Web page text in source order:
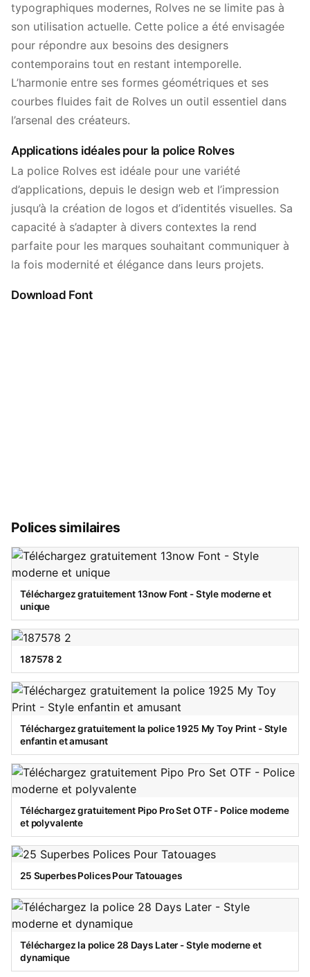
typographiques modernes, Rolves ne se limite pas à
son utilisation actuelle. Cette police a été envisagée
pour répondre aux besoins des designers
contemporains tout en restant intemporelle.
L’harmonie entre ses formes géométriques et ses
courbes fluides fait de Rolves un outil essentiel dans
l’arsenal des créateurs.
Applications idéales pour la police Rolves
La police Rolves est idéale pour une variété
d’applications, depuis le design web et l’impression
jusqu’à la création de logos et d’identités visuelles. Sa
capacité à s’adapter à divers contextes la rend
parfaite pour les marques souhaitant communiquer à
la fois modernité et élégance dans leurs projets.
Download Font
Polices similaires
Téléchargez gratuitement 13now Font - Style moderne et
unique
187578 2
Téléchargez gratuitement la police 1925 My Toy Print - Style
enfantin et amusant
Téléchargez gratuitement Pipo Pro Set OTF - Police moderne
et polyvalente
25 Superbes Polices Pour Tatouages
Téléchargez la police 28 Days Later - Style moderne et
dynamique